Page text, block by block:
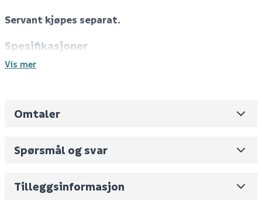
Servant kjøpes separat.
Spesifikasjoner
Farge: Matt hvit
Servant kjøpes separat
Push-to-open
Vis mer
Omtaler
Spørsmål og svar
Tilleggsinformasjon
Leverandørens varenummer L02000MT
Volum 194.183 (dm3 per salgsforpakning)